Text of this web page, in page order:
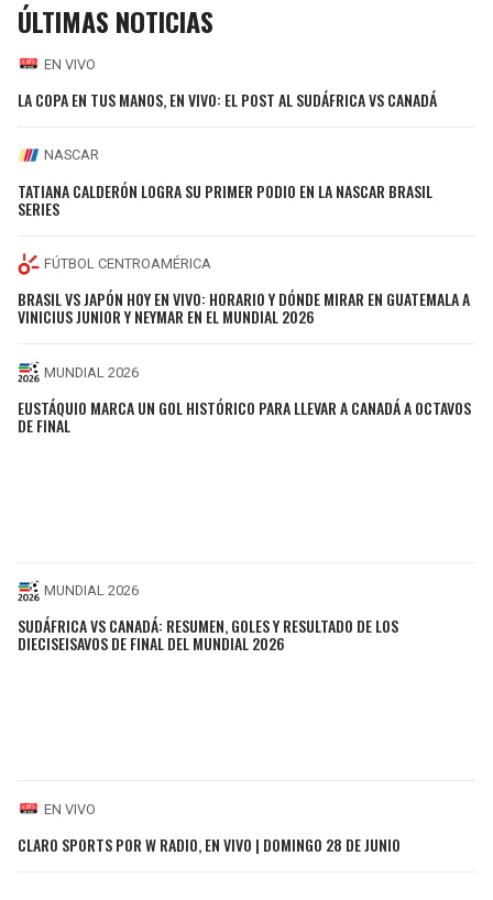
ÚLTIMAS NOTICIAS
EN VIVO
LA COPA EN TUS MANOS, EN VIVO: EL POST AL SUDÁFRICA VS CANADÁ
NASCAR
TATIANA CALDERÓN LOGRA SU PRIMER PODIO EN LA NASCAR BRASIL
SERIES
FÚTBOL CENTROAMÉRICA
BRASIL VS JAPÓN HOY EN VIVO: HORARIO Y DÓNDE MIRAR EN GUATEMALA A
VINICIUS JUNIOR Y NEYMAR EN EL MUNDIAL 2026
MUNDIAL 2026
EUSTÁQUIO MARCA UN GOL HISTÓRICO PARA LLEVAR A CANADÁ A OCTAVOS
DE FINAL
MUNDIAL 2026
SUDÁFRICA VS CANADÁ: RESUMEN, GOLES Y RESULTADO DE LOS
DIECISEISAVOS DE FINAL DEL MUNDIAL 2026
EN VIVO
CLARO SPORTS POR W RADIO, EN VIVO | DOMINGO 28 DE JUNIO